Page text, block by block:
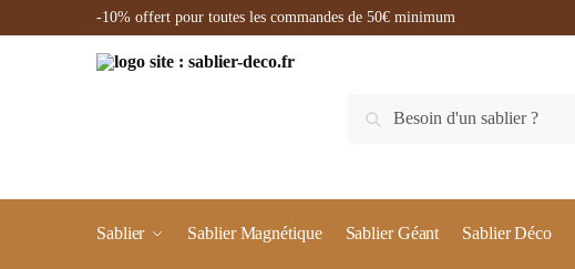
-10% offert pour toutes les commandes de 50€ minimum
Recherche
Sablier Sablier Magnétique Sablier Géant Sablier Déco